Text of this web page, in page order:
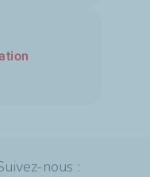
nous :